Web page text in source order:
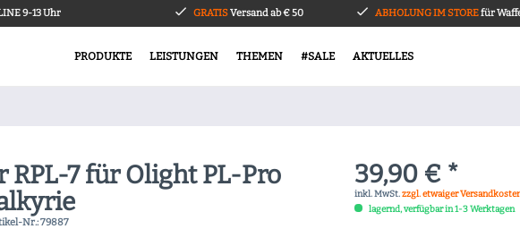
9-13 Uhr GRATISVersand ab € 50 ABHOLUNG IM STOREfür
PRODUKTE LEISTUNGEN THEMEN #SALE AKTUELLES
7 für Olight PL-Pro
Nr.:79887
39,90 € *
inkl. MwSt.zzgl. etwaiger
lagernd, verfügbar in 1-3 Werktagen